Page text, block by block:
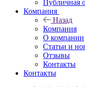
Публичная
Компания
Назад
Компания
О компании
Статьи и
Отзывы
Контакты
Контакты